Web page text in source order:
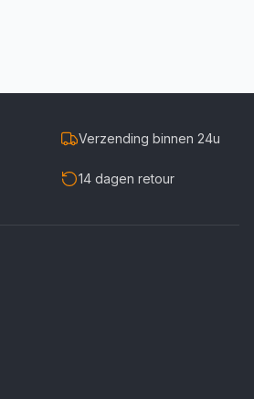
Verzending binnen 24u
14 dagen retour